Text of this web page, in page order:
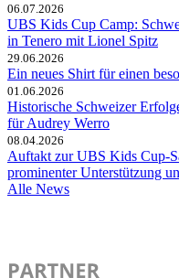
06.07.2026
UBS Kids Cup Camp:
in Tenero mit Lionel Spitz
29.06.2026
Ein neues Shirt für einen
01.06.2026
Historische Schweizer
für Audrey Werro
08.04.2026
Auftakt zur UBS Kids Cup-
prominenter Unterstützung
Alle News